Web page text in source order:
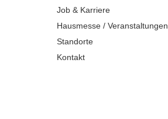
Job & Karriere
Hausmesse / Veranstaltungen
Standorte
Kontakt